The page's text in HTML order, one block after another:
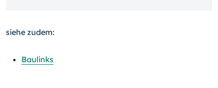
siehe zudem:
Baulinks